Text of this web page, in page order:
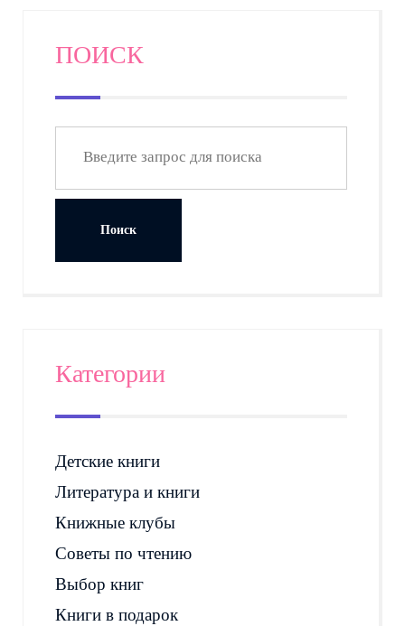
ПОИСК
Категории
Детские книги
Литература и книги
Книжные клубы
Советы по чтению
Выбор книг
Книги в подарок